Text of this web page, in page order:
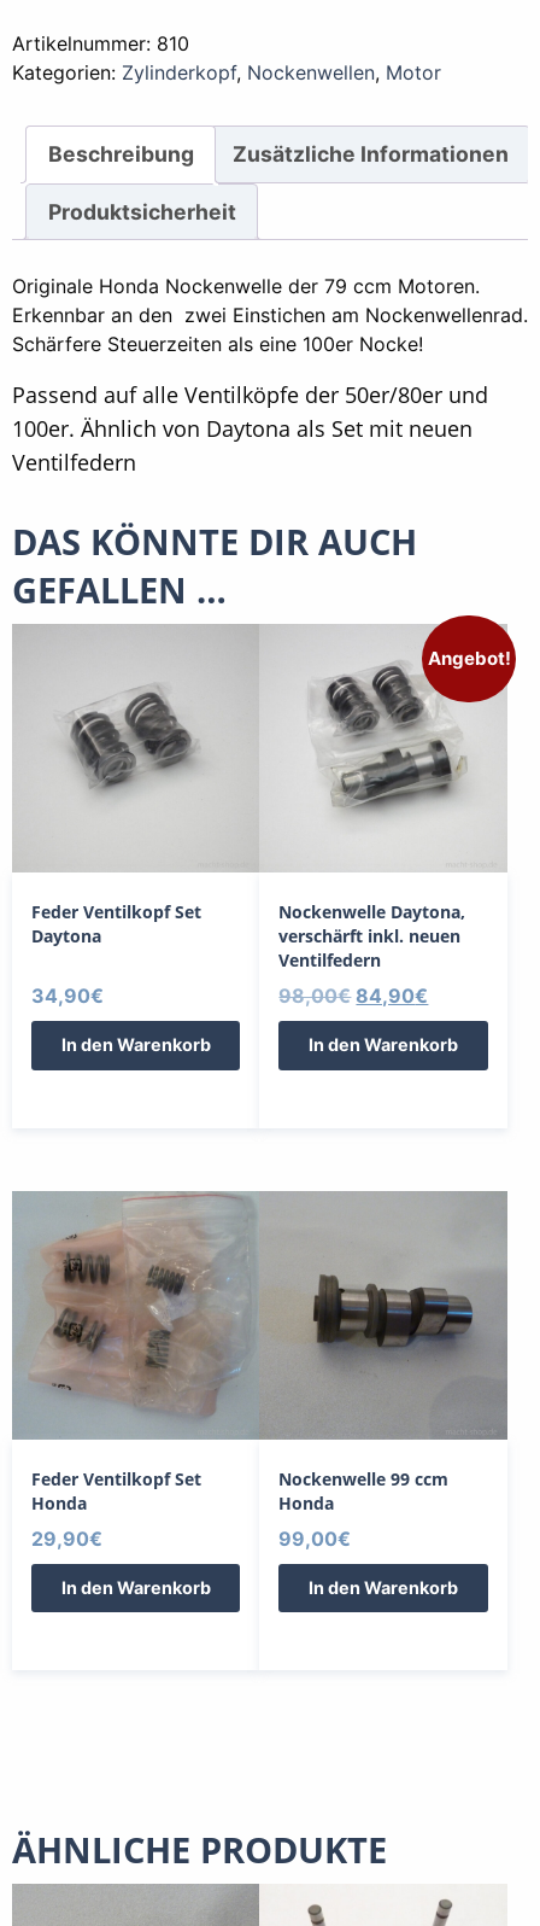
Menge
Artikelnummer: 810
Kategorien: Zylinderkopf, Nockenwellen, Motor
Beschreibung Zusätzliche Informationen
Produktsicherheit
Originale Honda Nockenwelle der 79 ccm Motoren.
Erkennbar an den zwei Einstichen am Nockenwellenrad.
Schärfere Steuerzeiten als eine 100er Nocke!
Passend auf alle Ventilköpfe der 50er/80er und
100er. Ähnlich von Daytona als Set mit neuen
Ventilfedern
DAS KÖNNTE DIR AUCH
GEFALLEN …
Feder Ventilkopf Set
Daytona
34,90€
In den Warenkorb
Angebot!
Nockenwelle Daytona,
verschärft inkl. neuen
Ventilfedern
98,00€ Ursprünglicher
Preis
war:
84,90€
Preis
ist:
In den Warenkorb
Feder Ventilkopf Set
Honda
29,90€
In den Warenkorb
Nockenwelle 99 ccm
Honda
99,00€
In den Warenkorb
ÄHNLICHE PRODUKTE